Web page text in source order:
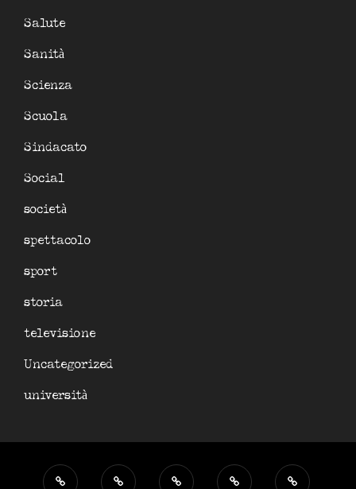
Salute
Sanità
Scienza
Scuola
Sindacato
Social
società
spettacolo
sport
storia
televisione
Uncategorized
università